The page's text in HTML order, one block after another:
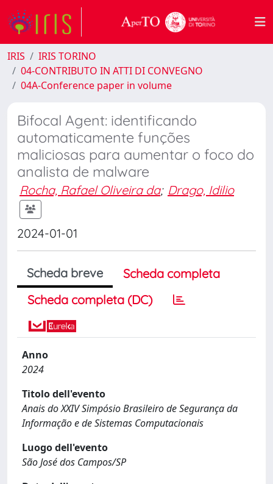
IRIS
IRIS TORINO
04-CONTRIBUTO IN ATTI DI CONVEGNO
04A-Conference paper in volume
Bifocal Agent: identificando
automaticamente funções
maliciosas para aumentar o foco do
analista de malware
Rocha, Rafael Oliveira da; Drago, Idilio
2024-01-01
Scheda breve
Scheda completa
Scheda completa (DC)
Anno
2024
Titolo dell'evento
Anais do XXIV Simpósio Brasileiro de Segurança da
Informação e de Sistemas Computacionais
Luogo dell'evento
São José dos Campos/SP